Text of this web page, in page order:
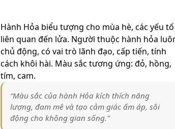
Hành Hỏa biểu tượng cho mùa hè, các yếu tố
liên quan đến lửa. Người thuộc hành hỏa
chủ động, có vai trò lãnh đạo, cấp tiến, tính
cách khôi hài. Màu sắc tương ứng: đỏ, hồng,
tím, cam.
“Màu sắc của hành Hỏa kích thích năng
lượng, đam mê và tạo cảm giác ấm áp, sôi
động cho không gian sống.”